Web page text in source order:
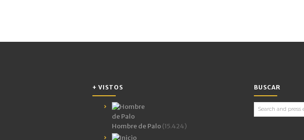
+ VISTOS
Hombre de Palo(15.424)
BUSCAR
Search
for: